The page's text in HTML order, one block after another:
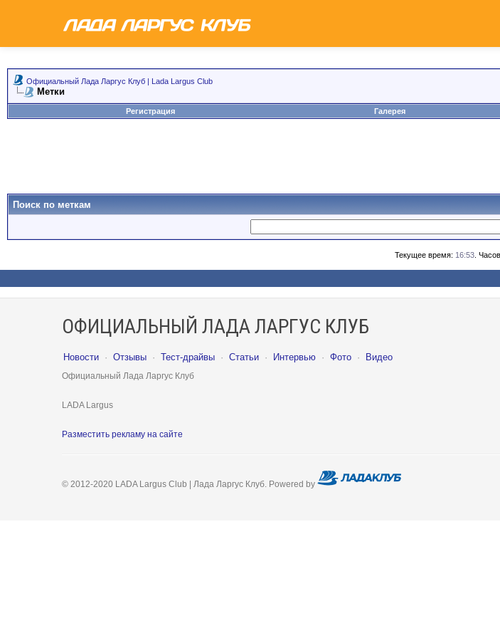
Официальный Лада Ларгус Клуб | Lada Largus Club
Метки
Регистрация
Галерея
Поиск по меткам
Текущее время: 16:53 .
ОФИЦИАЛЬНЫЙ ЛАДА ЛАРГУС КЛУБ
Новости · Отзывы · Тест-драйвы · Статьи · Интервью · Фото · Видео
Официальный Лада Ларгус Клуб
LADA Largus
Разместить рекламу на сайте
© 2012-2020 LADA Largus Club | Лада Ларгус Клуб. Powered by